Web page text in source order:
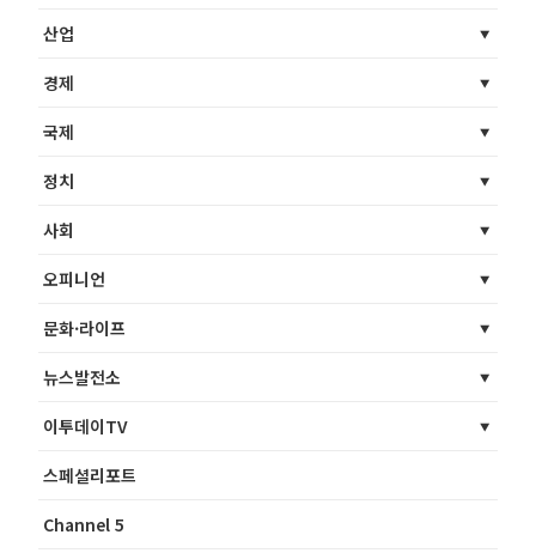
산업
경제
국제
정치
사회
오피니언
문화·라이프
뉴스발전소
이투데이TV
스페셜리포트
Channel 5